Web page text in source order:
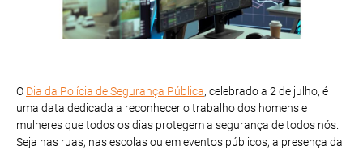
O Dia da Polícia de Segurança Pública, celebrado a 2 de julho, é
uma data dedicada a reconhecer o trabalho dos homens e
mulheres que todos os dias protegem a segurança de todos nós.
Seja nas ruas, nas escolas ou em eventos públicos, a presença da